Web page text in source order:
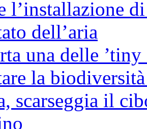
l’installazione
dell’aria
una delle
la
scarseggia il